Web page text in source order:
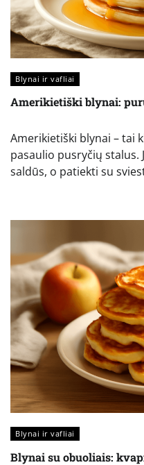
Blynai ir vafliai
Amerikietiški blynai:
Amerikietiški blynai – tai
pasaulio pusryčių stalus.
saldūs, o patiekti su
Blynai ir vafliai
Blynai su obuoliais: